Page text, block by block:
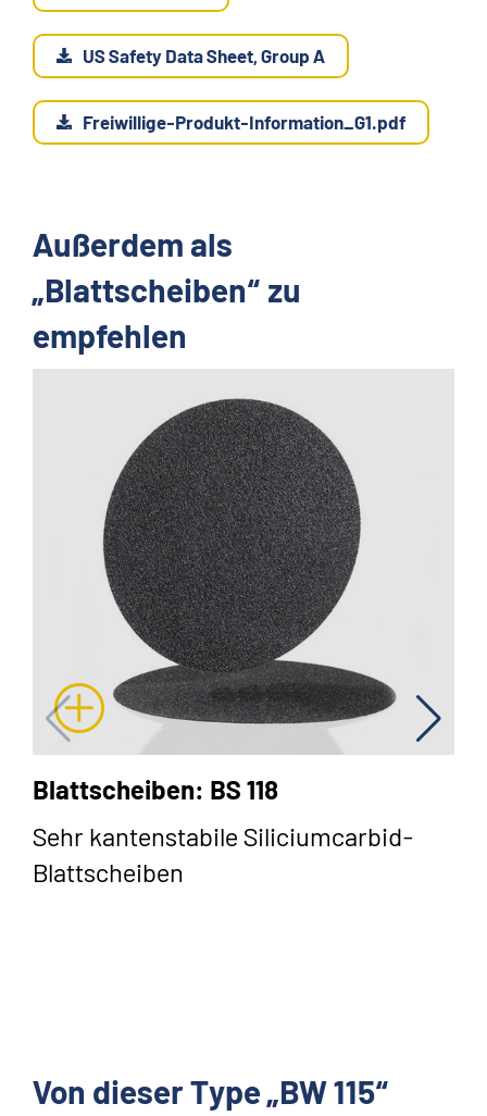
US Safety Data Sheet, Group A
Freiwillige-Produkt-Information_G1.pdf
Außerdem als
„Blattscheiben“ zu
empfehlen
Blattscheiben: BS 118
Sehr kantenstabile Siliciumcarbid-
Blattscheiben
Von dieser Type „BW 115“